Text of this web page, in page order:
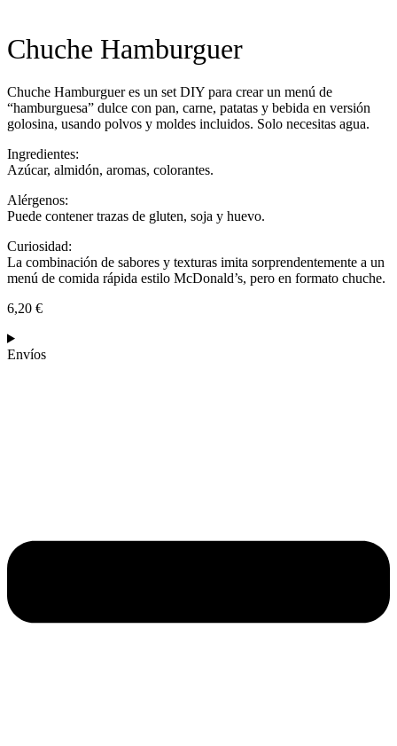
Chuche Hamburguer
Chuche Hamburguer es un set DIY para crear un menú de
“hamburguesa” dulce con pan, carne, patatas y bebida en versión
golosina, usando polvos y moldes incluidos. Solo necesitas agua.
Ingredientes:
Azúcar, almidón, aromas, colorantes.
Alérgenos:
Puede contener trazas de gluten, soja y huevo.
Curiosidad:
La combinación de sabores y texturas imita sorprendentemente a un
menú de comida rápida estilo McDonald’s, pero en formato chuche.
6,20 €
Envíos